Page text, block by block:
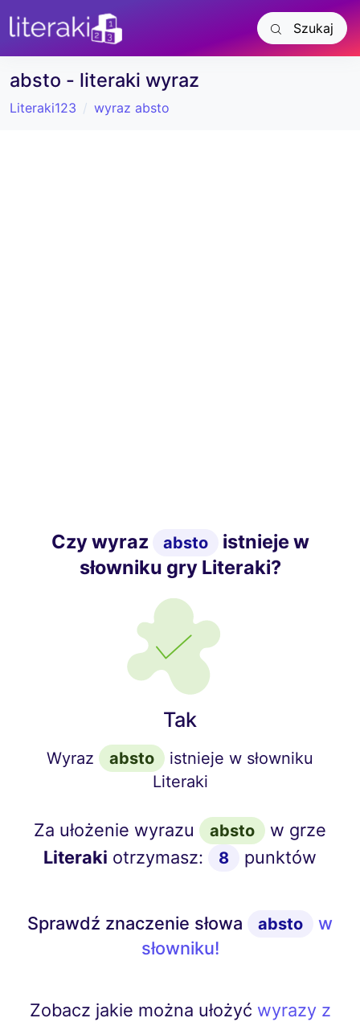
Szukaj
absto - literaki wyraz
Literaki123 wyraz absto
Czy wyraz absto
istnieje w
słowniku gry Literaki?
Tak
Wyraz absto
istnieje w słowniku
Literaki
Za ułożenie wyrazu absto
w grze
Literaki otrzymasz: 8 punktów
Sprawdź znaczenie słowa absto
w
słowniku!
Zobacz jakie można ułożyć wyrazy z